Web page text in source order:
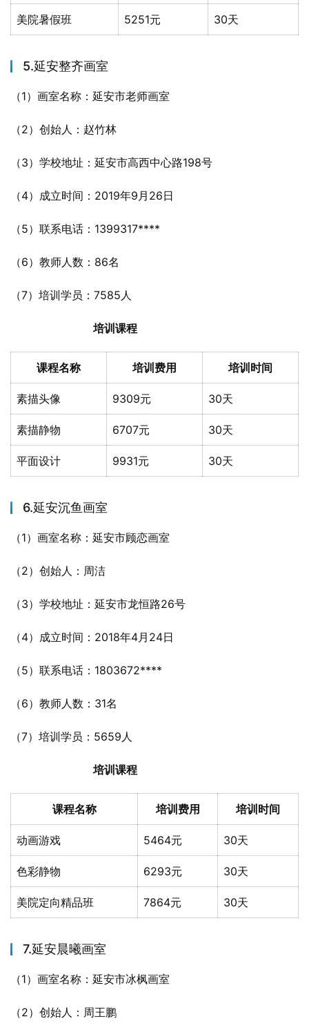
美院暑假班 5251元 30天
5.延安整齐画室
（1）画室名称：延安市老师画室
（2）创始人：赵竹林
（3）学校地址：延安市高西中心路198号
（4）成立时间：2019年9月26日
（5）联系电话：1399317****
（6）教师人数：86名
（7）培训学员：7585人
培训课程
课程名称 培训费用 培训时间
素描头像 9309元 30天
素描静物 6707元 30天
平面设计 9931元 30天
6.延安沉鱼画室
（1）画室名称：延安市顾恋画室
（2）创始人：周洁
（3）学校地址：延安市龙恒路26号
（4）成立时间：2018年4月24日
（5）联系电话：1803672****
（6）教师人数：31名
（7）培训学员：5659人
培训课程
课程名称 培训费用 培训时间
动画游戏 5464元 30天
色彩静物 6293元 30天
美院定向精品班 7864元 30天
7.延安晨曦画室
（1）画室名称：延安市冰枫画室
（2）创始人：周王鹏